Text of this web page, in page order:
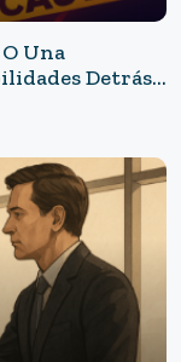
Una
Detrás